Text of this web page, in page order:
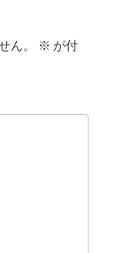
ん。 ※ が付